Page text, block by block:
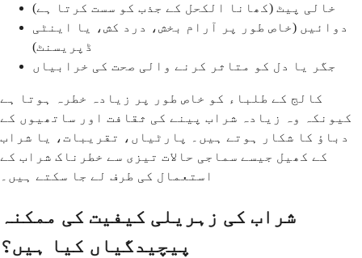
خالی پیٹ (کھانا الکحل کے جذب کو سست کرتا ہے)
دوائیں (خاص طور پر آرام بخش، درد کش، یا اینٹی
ڈپریسنٹ)
جگر یا دل کو متاثر کرنے والی صحت کی خرابیاں
کالج کے طلباء کو خاص طور پر زیادہ خطرہ ہوتا ہے
کیونکہ وہ زیادہ شراب پینے کی ثقافت اور ساتھیوں کے
دباؤ کا شکار ہوتے ہیں۔ پارٹیاں، تقریبات، یا شراب
کے کھیل جیسے سماجی حالات تیزی سے خطرناک شراب کے
استعمال کی طرف لے جا سکتے ہیں۔
شراب کی زہریلی کیفیت کی ممکنہ
پیچیدگیاں کیا ہیں؟